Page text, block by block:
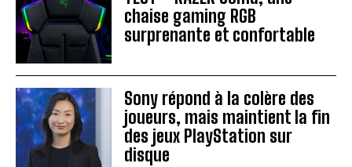
chaise gaming RGB
surprenante et confortable
Sony répond à la colère des
joueurs, mais maintient la fin
des jeux PlayStation sur
disque